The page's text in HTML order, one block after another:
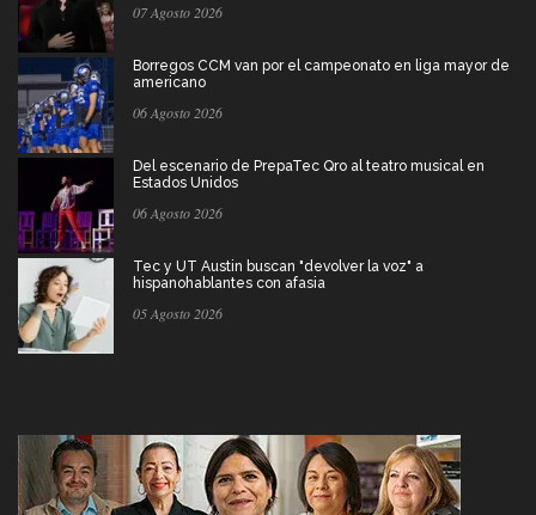
07 Agosto 2026
Borregos CCM van por el campeonato en liga mayor de
americano
06 Agosto 2026
Del escenario de PrepaTec Qro al teatro musical en
Estados Unidos
06 Agosto 2026
Tec y UT Austin buscan "devolver la voz" a
hispanohablantes con afasia
05 Agosto 2026